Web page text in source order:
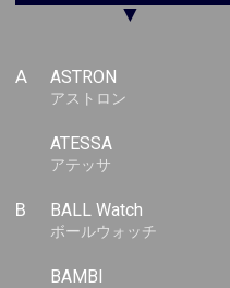
▼
A ASTRON
アストロン
ATESSA
アテッサ
B BALL Watch
ボールウォッチ
BAMBI